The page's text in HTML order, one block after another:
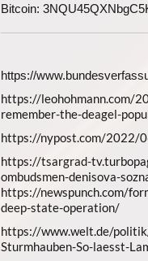
Bitcoin:
https://
https://leohohmann.com/
remember-the-deagel-
https://nypost.com/2022/
https://tsargrad-
ombudsmen-denisova-
https://newspunch.com/
deep-state-operation/
https://www.welt.de/
Sturmhauben-So-laesst-